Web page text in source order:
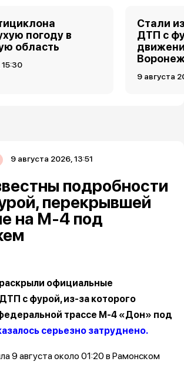
погоду в
область
15:30
Стали
ДТП с
9 августа
9 августа 2026, 13:51
подробности
перекрывшей
на М-4 под
официальные
с фурой, из-за которого
трассе М-4 «Дон» под
серьезно затруднено.
9 августа около 01:20 в Рамонском